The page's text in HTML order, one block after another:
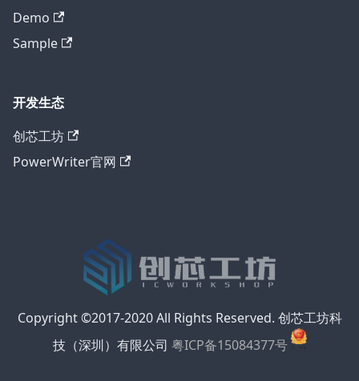
Demo
Sample
开发生态
创芯工坊
PowerWriter官网
Copyright ©2017-2020 All Rights Reserved. 创芯工坊科
技（深圳）有限公司 粤ICP备15084377号